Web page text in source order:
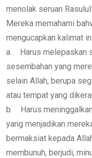
menolak seruan
Mereka memahami
mengucapkan kalimat
a. Harus melepaskan
sesembahan yang
selain Allah, berupa
atau tempat yang
b. Harus
yang menjadikan
bermaksiat kepada
membunuh, berjudi,